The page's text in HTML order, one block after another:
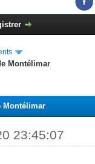
Montélimar
Montélimar
23:45:07